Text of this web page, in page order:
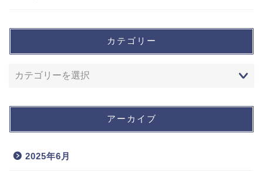
カテゴリー
アーカイブ
2025年6月